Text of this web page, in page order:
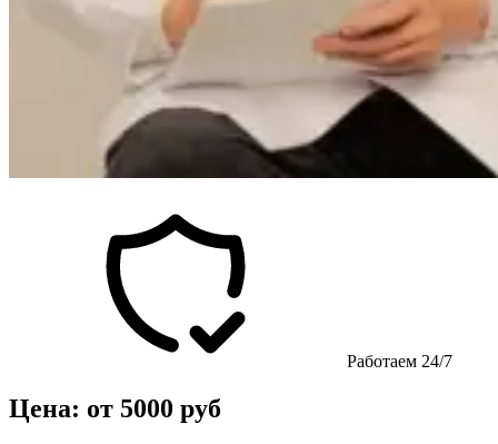
Работаем 24/7
Цена: от 5000 руб